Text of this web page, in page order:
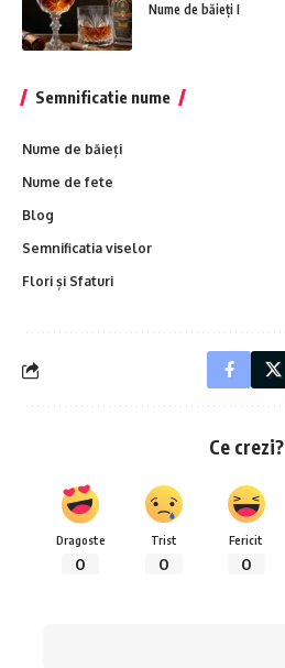
Nume de băieți I
Semnificatie nume
Nume de băieți
Nume de fete
Blog
Semnificatia viselor
Flori și Sfaturi
Ce crezi?
Dragoste
0
Trist
0
Fericit
0